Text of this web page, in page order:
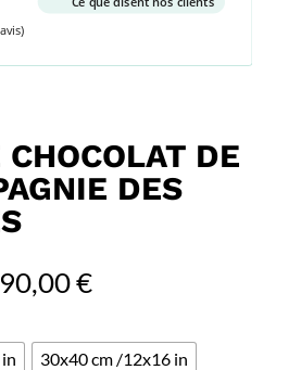
DE
DES
€
30x40 cm /12x16 in